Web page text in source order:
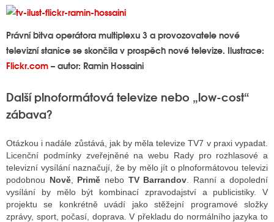
Právní bitva operátora multiplexu 3 a provozovatele nové
televizní stanice se skončila v prospěch nové televize. Ilustrace:
Flickr.com– autor: Ramin Hossaini
Další plnoformátová televize nebo „low-cost“
zábava?
Otázkou i nadále zůstává, jak by měla televize TV7 v praxi vypadat.
Licenční podmínky zveřejněné na webu Rady pro rozhlasové a
televizní vysílání naznačují, že by mělo jít o plnoformátovou televizi
podobnou Nově, Primě nebo TV Barrandov . Ranní a dopolední
vysílání by mělo být kombinací zpravodajství a publicistiky. V
projektu se konkrétně uvádí jako stěžejní programové složky
zprávy, sport, počasí, doprava. V překladu do normálního jazyka to